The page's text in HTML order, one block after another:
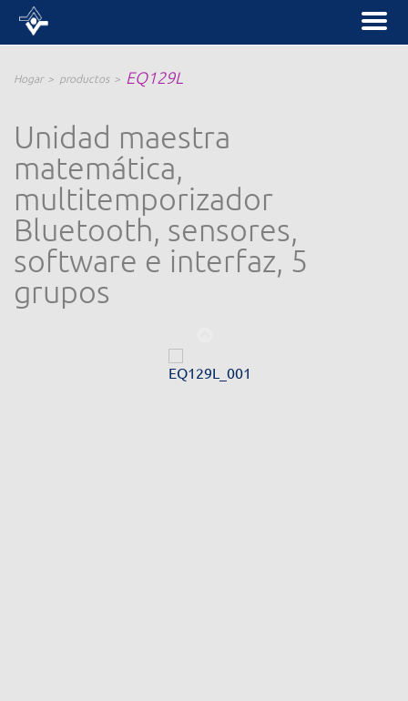
Hogar productos EQ129L
Unidad maestra
matemática,
multitemporizador
Bluetooth, sensores,
software e interfaz, 5
grupos